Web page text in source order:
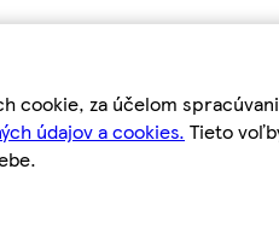
cookie, za účelom
údajov a cookies. Tieto